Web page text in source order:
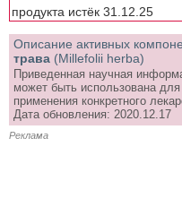
продукта истёк 31.12.25
Описание активных
трава (Millefolii herba)
Приведенная научная
может быть использована
применения конкретного
Дата обновления: 2020.12.17
Реклама